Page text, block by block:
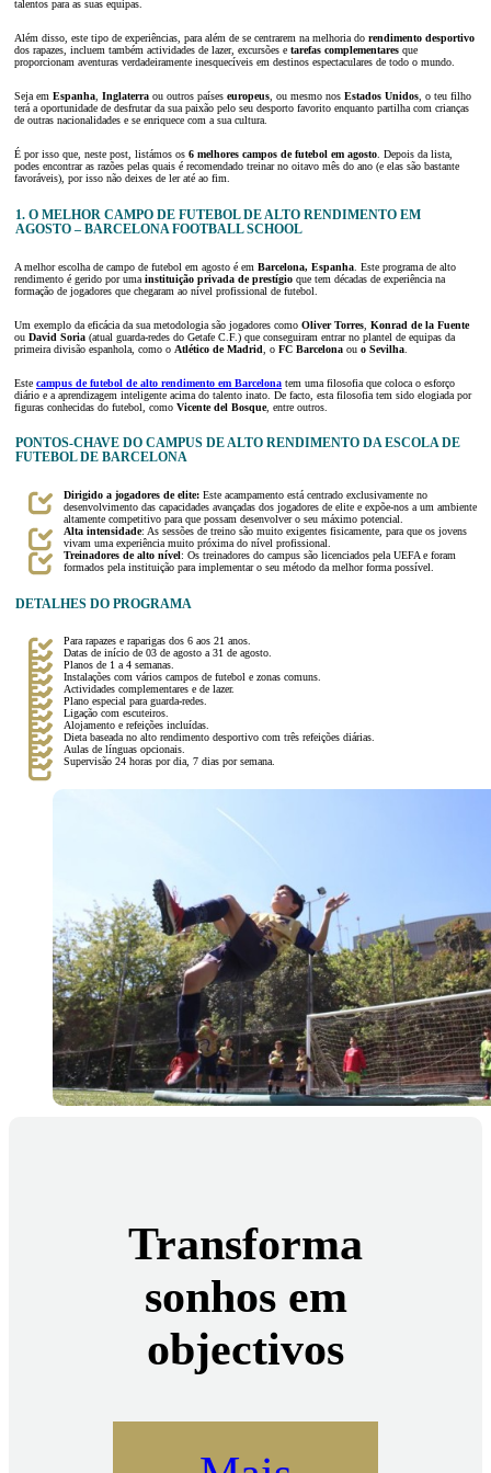
talentos para as suas equipas.
Além disso, este tipo de experiências, para além de se centrarem na melhoria do rendimento desportivo
dos rapazes, incluem também actividades de lazer, excursões e tarefas complementares que
proporcionam aventuras verdadeiramente inesquecíveis em destinos espectaculares de todo o mundo.
Seja em Espanha, Inglaterra ou outros países europeus, ou mesmo nos Estados Unidos, o teu filho
terá a oportunidade de desfrutar da sua paixão pelo seu desporto favorito enquanto partilha com crianças
de outras nacionalidades e se enriquece com a sua cultura.
É por isso que, neste post, listámos os 6 melhores campos de futebol em agosto. Depois da lista,
podes encontrar as razões pelas quais é recomendado treinar no oitavo mês do ano (e elas são bastante
favoráveis), por isso não deixes de ler até ao fim.
1. O MELHOR CAMPO DE FUTEBOL DE ALTO RENDIMENTO EM
AGOSTO – BARCELONA FOOTBALL SCHOOL
A melhor escolha de campo de futebol em agosto é em Barcelona, Espanha . Este programa de alto
rendimento é gerido por uma instituição privada de prestígio que tem décadas de experiência na
formação de jogadores que chegaram ao nível profissional de futebol.
Um exemplo da eficácia da sua metodologia são jogadores como Oliver Torres Konrad de la Fuente
ou David Soria (atual guarda-redes do Getafe C.F.) que conseguiram entrar no plantel de equipas da
primeira divisão espanhola, como o Atlético de Madrid , o FC Barcelona ou o Sevilha
Este campus de futebol de alto rendimento em Barcelona tem uma filosofia que coloca o esforço
diário e a aprendizagem inteligente acima do talento inato. De facto, esta filosofia tem sido elogiada por
figuras conhecidas do futebol, como Vicente del Bosque, entre outros.
PONTOS-CHAVE DO CAMPUS DE ALTO RENDIMENTO DA ESCOLA DE
FUTEBOL DE BARCELONA
Dirigido a jogadores de elite: Este acampamento está centrado exclusivamente no
desenvolvimento das capacidades avançadas dos jogadores de elite e expõe-nos a um ambiente
altamente competitivo para que possam desenvolver o seu máximo potencial.
Alta intensidade: As sessões de treino são muito exigentes fisicamente, para que os jovens
vivam uma experiência muito próxima do nível profissional.
Treinadores de alto nível: Os treinadores do campus são licenciados pela UEFA e foram
formados pela instituição para implementar o seu método da melhor forma possível.
DETALHES DO PROGRAMA
Para rapazes e raparigas dos 6 aos 21 anos.
Datas de início de 03 de agosto a 31 de agosto.
Planos de 1 a 4 semanas.
Instalações com vários campos de futebol e zonas comuns.
Actividades complementares e de lazer.
Plano especial para guarda-redes.
Ligação com escuteiros.
Alojamento e refeições incluídas.
Dieta baseada no alto rendimento desportivo com três refeições diárias.
Aulas de línguas opcionais.
Supervisão 24 horas por dia, 7 dias por semana.
Transforma
sonhos em
objectivos